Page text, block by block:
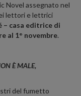
Novel assegnato nel
lettori e lettrici
– casa editrice di
al 1° novembre.
È MALE,
del fumetto